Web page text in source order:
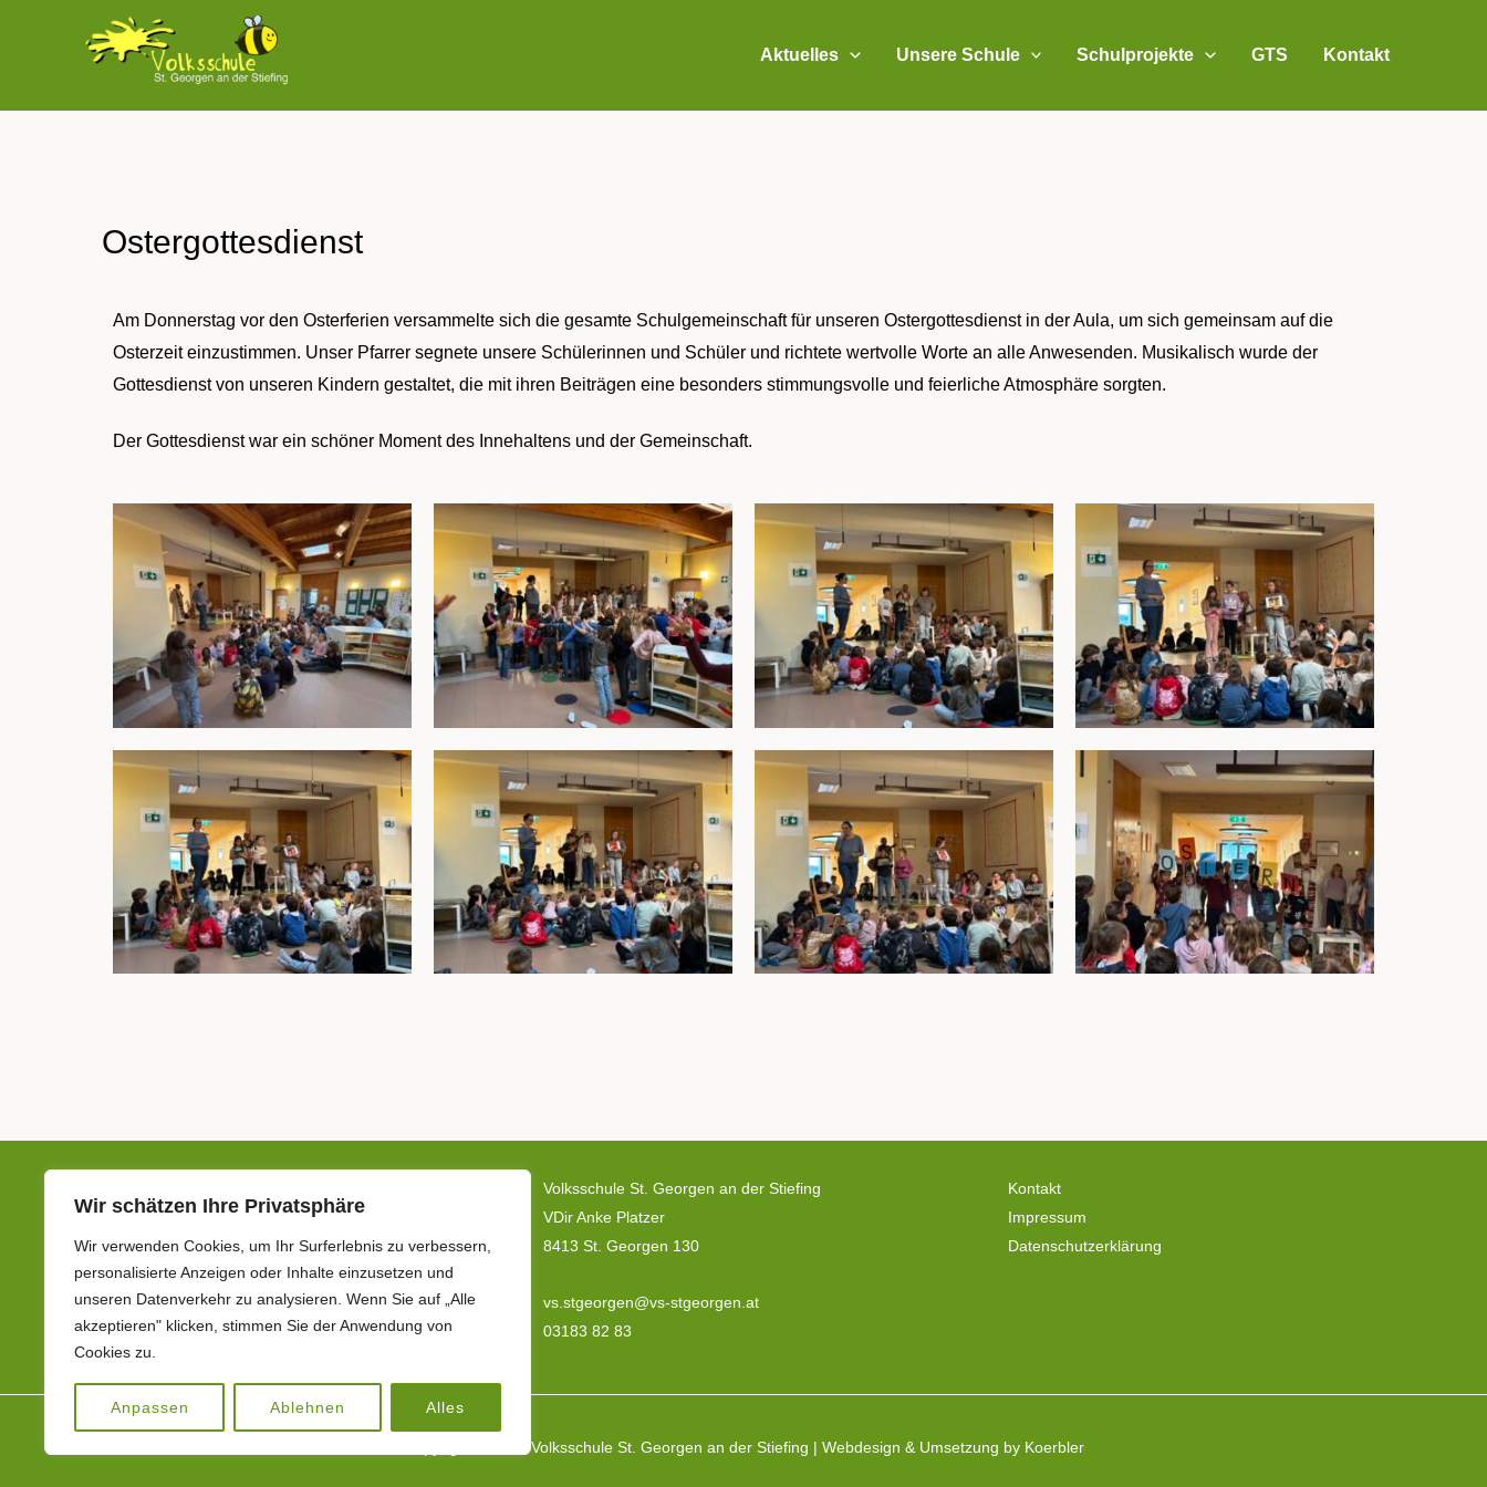
Wir schätzen Ihre Privatsphäre
Wir verwenden Cookies, um Ihr Surferlebnis zu verbessern,
personalisierte Anzeigen oder Inhalte einzusetzen und
unseren Datenverkehr zu analysieren. Wenn Sie auf „Alle
akzeptieren" klicken, stimmen Sie der Anwendung von
Cookies zu.
Anpassen Ablehnen Alles
Aktuelles Unsere Schule Schulprojekte GTS Kontakt
Ostergottesdienst
Am Donnerstag vor den Osterferien versammelte sich die gesamte Schulgemeinschaft für unseren Ostergottesdienst in der Aula, um sich gemeinsam auf die
Osterzeit einzustimmen. Unser Pfarrer segnete unsere Schülerinnen und Schüler und richtete wertvolle Worte an alle Anwesenden. Musikalisch wurde der
Gottesdienst von unseren Kindern gestaltet, die mit ihren Beiträgen eine besonders stimmungsvolle und feierliche Atmosphäre sorgten.
Der Gottesdienst war ein schöner Moment des Innehaltens und der Gemeinschaft.
Volksschule St. Georgen an der Stiefing
VDir Anke Platzer
8413 St. Georgen 130
vs.stgeorgen@vs-stgeorgen.at
03183 82 83
Kontakt
Impressum
Datenschutzerklärung
Copyright © 2026 Volksschule St. Georgen an der Stiefing | Webdesign & Umsetzung by Koerbler